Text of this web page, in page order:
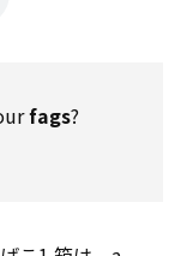
fags?